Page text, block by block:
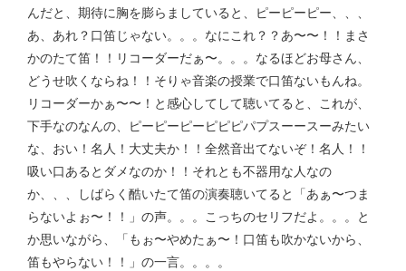
んだと、期待に胸を膨らましていると、ピーピーピー、、、
あ、あれ？口笛じゃない。。。なにこれ？？あ〜〜！！まさ
かのたて笛！！リコーダーだぁ〜。。。なるほどお母さん、
どうせ吹くならね！！そりゃ音楽の授業で口笛ないもんね。
リコーダーかぁ〜〜！と感心してして聴いてると、これが、
下手なのなんの、ピーピーピーピピピパプスーースーみたい
な、おい！名人！大丈夫か！！全然音出てないぞ！名人！！
吸い口あるとダメなのか！！それとも不器用な人なの
か、、、しばらく酷いたて笛の演奏聴いてると「あぁ〜つま
らないよぉ〜！！」の声。。。こっちのセリフだよ。。。と
か思いながら、「もぉ〜やめたぁ〜！口笛も吹かないから、
笛もやらない！！」の一言。。。。